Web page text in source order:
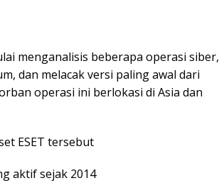
menganalisis beberapa operasi siber,
dan melacak versi paling awal dari
operasi ini berlokasi di Asia dan
ESET tersebut
aktif sejak 2014